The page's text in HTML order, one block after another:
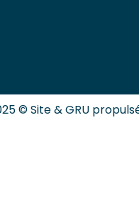
© Site & GRU